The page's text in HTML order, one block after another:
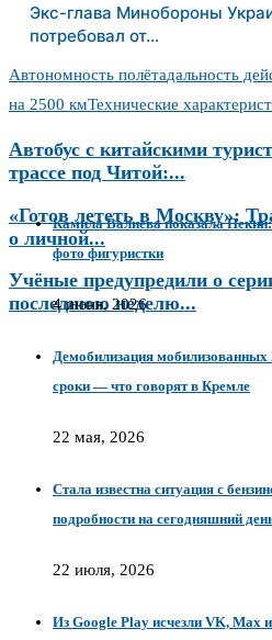
Экс-глава Минобороны
потребовал от…
Автономность полётадальность
на 2500 кмТехнические
Автобус с китайскими
трассе под Читой:...
«Готов лететь в Москву»:
о личной...
Учёные предупредили о
последнюю неделю...
Камила Валиева показала
фото фигуристки
4 июня, 2026
Демобилизация мобилизованных
сроки — что говорят в Кремле
22 мая, 2026
Стала известна ситуация с
подробности на сегодняшний
22 июля, 2026
Из Google Play исчезли VK, Max